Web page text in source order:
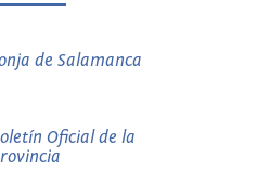
de Salamanca
Oficial de la